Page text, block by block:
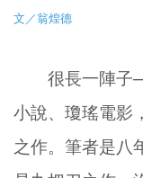
文／翁煌德
很長一陣子
小說、瓊瑤電影
之作。筆者是八